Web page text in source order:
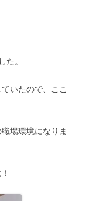
た。
いたので、ここ
場環境になりま